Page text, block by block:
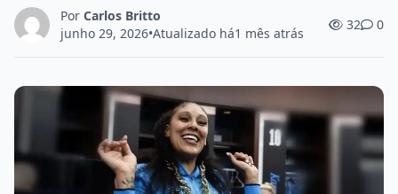
Por Carlos Britto
junho 29, 2026•Atualizado há1 mês atrás
32 0